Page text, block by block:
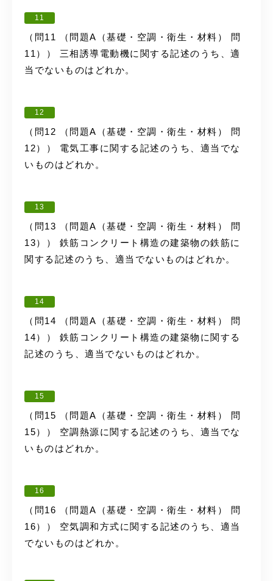
11
（問11 （問題A（基礎・空調・衛生・材料） 問
11）） 三相誘導電動機に関する記述のうち、適
当でないものはどれか。
12
（問12 （問題A（基礎・空調・衛生・材料） 問
12）） 電気工事に関する記述のうち、適当でな
いものはどれか。
13
（問13 （問題A（基礎・空調・衛生・材料） 問
13）） 鉄筋コンクリート構造の建築物の鉄筋に
関する記述のうち、適当でないものはどれか。
14
（問14 （問題A（基礎・空調・衛生・材料） 問
14）） 鉄筋コンクリート構造の建築物に関する
記述のうち、適当でないものはどれか。
15
（問15 （問題A（基礎・空調・衛生・材料） 問
15）） 空調熱源に関する記述のうち、適当でな
いものはどれか。
16
（問16 （問題A（基礎・空調・衛生・材料） 問
16）） 空気調和方式に関する記述のうち、適当
でないものはどれか。